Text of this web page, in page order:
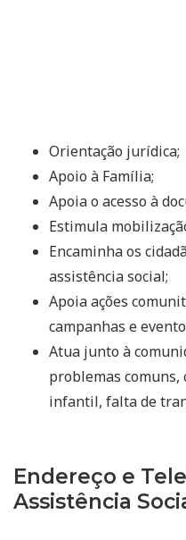
Orientação jurídica;
Apoio à Família;
Apoia o acesso à
Estimula
Encaminha os
assistência social;
Apoia ações
campanhas e
Atua junto à
problemas
infantil, falta de
Endereço e
Assistência